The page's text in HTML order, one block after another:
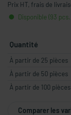
Prix HT, frais de
Disponible (93
Quantité
À partir de 25 pièces
À partir de 50 pièces
À partir de 100 pièces
Comparer les